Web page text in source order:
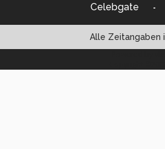
Celebgate -
Alle Zeitangaben